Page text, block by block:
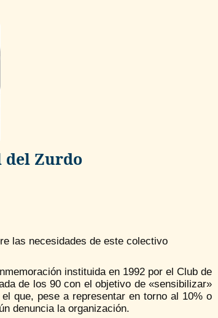
del Zurdo
las necesidades de este colectivo
instituida en 1992 por el Club de
de los 90 con el objetivo de «sensibilizar»
que, pese a representar en torno al 10% o
denuncia la organización.